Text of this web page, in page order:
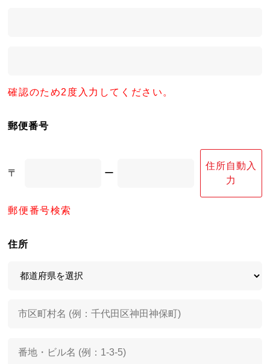
確認のため2度入力してください。
郵便番号
〒 ー
住所自動入
力
郵便番号検索
住所